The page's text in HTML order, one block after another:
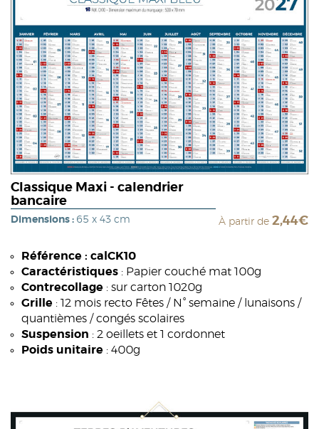
Classique Maxi - calendrier
bancaire
Dimensions : 65 x 43 cm À partir de 2,44€
Référence : calCK10
Caractéristiques : Papier couché mat 100g
Contrecollage : sur carton 1020g
Grille : 12 mois recto Fêtes / N° semaine / lunaisons /
quantièmes / congés scolaires
Suspension : 2 oeillets et 1 cordonnet
Poids unitaire : 400g